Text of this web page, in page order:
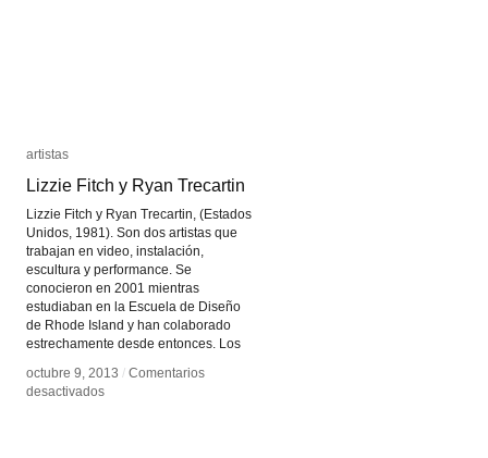
artistas
Lizzie Fitch y Ryan Trecartin
Lizzie Fitch y Ryan Trecartin, (Estados
Unidos, 1981). Son dos artistas que
trabajan en video, instalación,
escultura y performance. Se
conocieron en 2001 mientras
estudiaban en la Escuela de Diseño
de Rhode Island y han colaborado
estrechamente desde entonces. Los
octubre 9, 2013 / Comentarios
desactivadosen
artistas
Lizzie Fitch y Ryan Trecartin
octubre 9, 2013 / Comentarios
desactivadosen